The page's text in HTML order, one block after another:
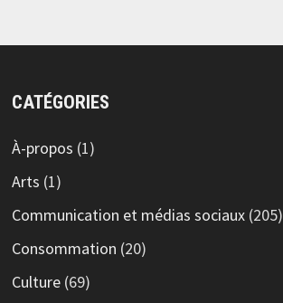
CATÉGORIES
À-propos (1)
Arts (1)
Communication et médias sociaux(205)
Consommation (20)
Culture(69)